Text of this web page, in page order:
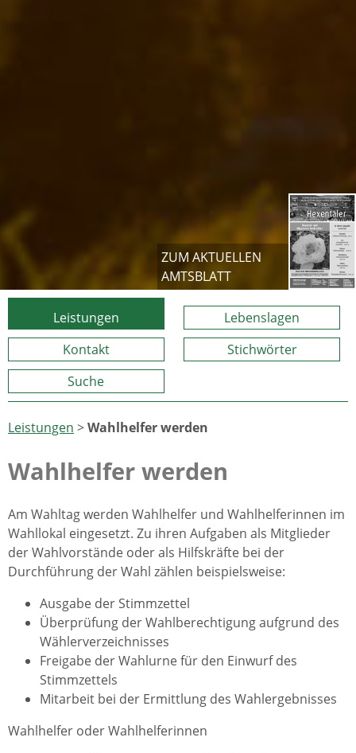
ZUM AKTUELLEN
AMTSBLATT
Leistungen
Lebenslagen
Kontakt
Stichwörter
Suche
Leistungen >Wahlhelfer werden
Wahlhelfer werden
Am Wahltag werden Wahlhelfer und Wahlhelferinnen im
Wahllokal eingesetzt. Zu ihren Aufgaben als Mitglieder
der Wahlvorstände oder als Hilfskräfte bei der
Durchführung der Wahl zählen beispielsweise:
Ausgabe der Stimmzettel
Überprüfung der Wahlberechtigung aufgrund des
Wählerverzeichnisses
Freigabe der Wahlurne für den Einwurf des
Stimmzettels
Mitarbeit bei der Ermittlung des Wahlergebnisses
Wahlhelfer oder Wahlhelferinnen